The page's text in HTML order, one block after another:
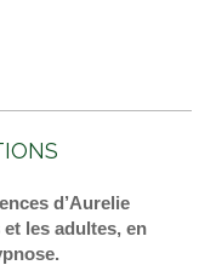
d’Aurelie
les adultes, en